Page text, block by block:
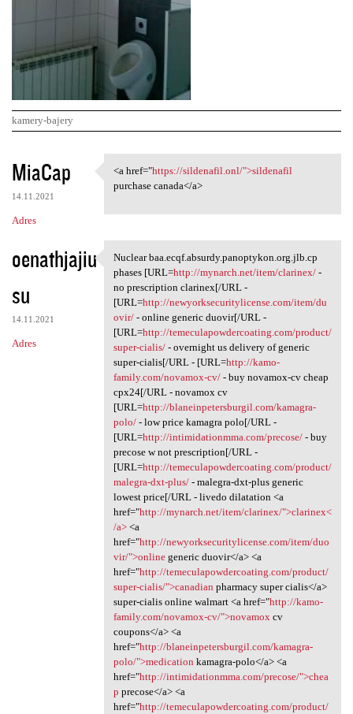
kamery-bajery
K
o
m
e
n
t
a
r
z
MiaCap
14.11.2021
Adres
<a href="https://sildenafil
<a href="https://sildenafil.onl/">sildenafil
purchase canada</a>
oenathjajiu
su
14.11.2021
Adres
Nuclear baa.ecqf.absurdy
Nuclear baa.ecqf.absurdy.panoptykon.org.jlb.cp
phases [URL=http://mynarch.net/item/clarinex/-
no prescription clarinex[/URL -
[URL=http://newyorksecuritylicense.com/item/du
ovir/- online generic duovir[/URL -
[URL=http://temeculapowdercoating.com/product/
super-cialis/- overnight us delivery of generic
super-cialis[/URL - [URL=http://kamo-
family.com/novamox-cv/- buy novamox-cv cheap
cpx24[/URL - novamox cv
[URL=http://blaneinpetersburgil.com/kamagra-
polo/- low price kamagra polo[/URL -
[URL=http://intimidationmma.com/precose/- buy
precose w not prescription[/URL -
[URL=http://temeculapowdercoating.com/product/
malegra-dxt-plus/- malegra-dxt-plus generic
lowest price[/URL - livedo dilatation <a
href="http://mynarch.net/item/clarinex/">clarinex<
/a><a
href="http://newyorksecuritylicense.com/item/duo
vir/">onlinegeneric duovir</a> <a
href="http://temeculapowdercoating.com/product/
super-cialis/">canadian pharmacy super cialis</a>
super-cialis online walmart <a href="http://kamo-
family.com/novamox-cv/">novamox cv
coupons</a> <a
href="http://blaneinpetersburgil.com/kamagra-
polo/">medication kamagra-polo</a> <a
href="http://intimidationmma.com/precose/">chea
p precose</a> <a
href="http://temeculapowdercoating.com/product/